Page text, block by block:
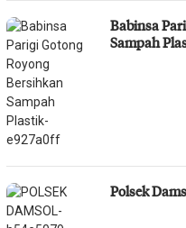
Babinsa
Sampah
Polsek